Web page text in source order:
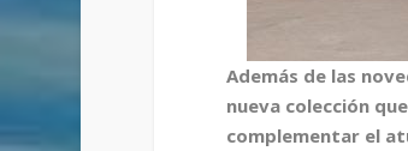
Además de las
nueva colección
complementar el